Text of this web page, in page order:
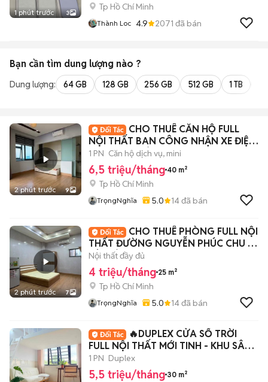
1 phút trước 3
Tp Hồ Chí Minh
Thành Loc 4.9 2071 đã bán
Bạn cần tìm dung lượng nào ?
Dung lượng: 64 GB 128 GB 256 GB 512 GB 1 TB
2 phút trước 9
CHO THUÊ CĂN HỘ FULL
NỘI THẤT BAN CÔNG NHẬN XE ĐIỆN
- PHAN HUY ÍCH
1 PN Căn hộ dịch vụ, mini
6,5 triệu/tháng 40 m²
Tp Hồ Chí Minh
TrọngNghĩa 5.0 14đã bán
2 phút trước 7
CHO THUÊ PHÒNG FULL NỘI
THẤT ĐƯỜNG NGUYỄN PHÚC CHU -
TÂN BÌNH
Nội thất đầy đủ
4 triệu/tháng 25 m²
Tp Hồ Chí Minh
TrọngNghĩa 5.0 14đã bán
🔥DUPLEX CỬA SỔ TRỜI
FULL NỘI THẤT MỚI TINH - KHU SÂN
BAY CV GIA ĐỊNH
1 PN Duplex
5,5 triệu/tháng 30 m²